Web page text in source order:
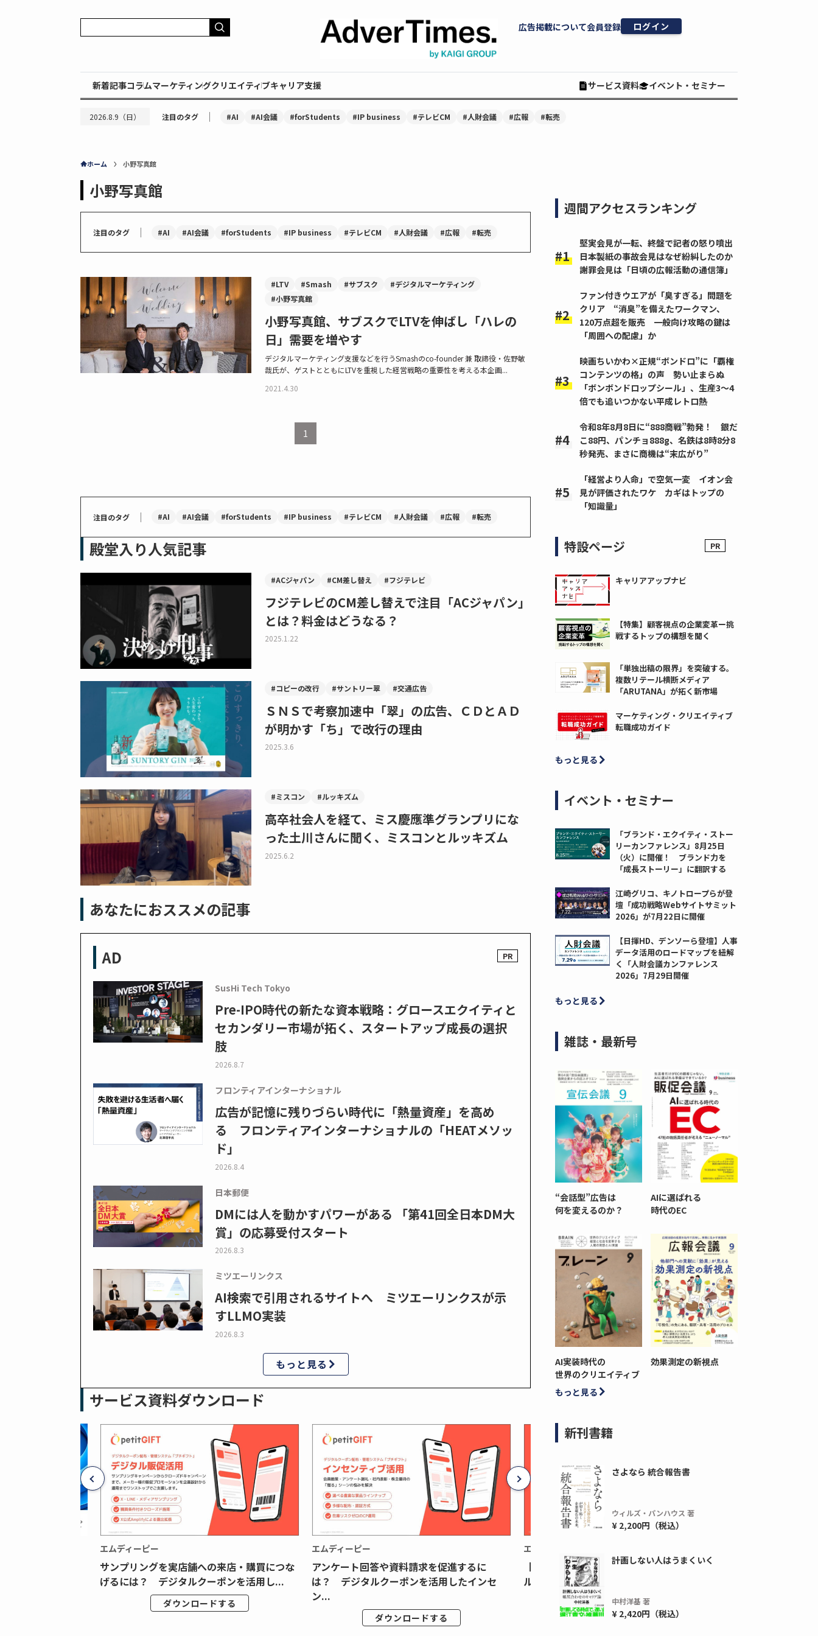
広告掲載について会員登録 ログイン
新着記事コラムマーケティングクリエイティブキャリア支援 サービス資料 イベント・セミナー
2026.8.9（日） 注目のタグ ｜ #AI #AI会議 #forStudents #IP business #テレビCM #人財会議 #広報 #転売
ホーム 小野写真館
小野写真館
注目のタグ ｜ #AI #AI会議 #forStudents #IP business #テレビCM #人財会議 #広報 #転売
#LTV #Smash #サブスク
#デジタルマーケティング
#小野写真館
小野写真館、サブスクでLTVを伸ばし「ハレの
日」需要を増やす
デジタルマーケティング支援などを行うSmashのco-founder 兼 取締役・佐野敏
哉氏が、ゲストとともにLTVを重視した経営戦略の重要性を考える本企画...
2021.4.30
1
注目のタグ ｜ #AI #AI会議 #forStudents #IP business #テレビCM #人財会議 #広報 #転売
殿堂入り人気記事
#ACジャパン #CM差し替え #フジテレビ
フジテレビのCM差し替えで注目「ACジャパン」
とは？料金はどうなる？
2025.1.22
#コピーの改行 #サントリー翠 #交通広告
ＳＮＳで考察加速中「翠」の広告、ＣＤとＡＤ
が明かす「ち」で改行の理由
2025.3.6
#ミスコン #ルッキズム
高卒社会人を経て、ミス慶應準グランプリにな
った土川さんに聞く、ミスコンとルッキズム
2025.6.2
あなたにおススメの記事
AD
SusHi Tech Tokyo
Pre-IPO時代の新たな資本戦略：グロースエクイティと
セカンダリー市場が拓く、スタートアップ成長の選択
肢
2026.8.7
フロンティアインターナショナル
広告が記憶に残りづらい時代に「熱量資産」を高め
る フロンティアインターナショナルの「HEATメソッ
ド」
2026.8.4
日本郵便
DMには人を動かすパワーがある 「第41回全日本DM大
賞」の応募受付スタート
2026.8.3
ミツエーリンクス
AI検索で引用されるサイトへ ミツエーリンクスが示
すLLMO実装
2026.8.3
もっと見る
サービス資料ダウンロード
エムディーピー
サンプリングを実店舗への来店・購買につな
げるには？ デジタルクーポンを活用し...
ダウンロードする
エムディーピー
アンケート回答や資料請求を促進するに
は？ デジタルクーポンを活用したインセ
ン...
ダウンロードする
エムディーピー
【月間1,000万本以上の配布実績！】デジタ
ルクーポンを活用した販促キャンペーンを...
ダウンロードする
週間アクセスランキング
堅実会見が一転、終盤で記者の怒り噴出
日本製紙の事故会見はなぜ紛糾したのか
謝罪会見は「日頃の広報活動の通信簿」
ファン付きウエアが「臭すぎる」問題を
クリア “消臭”を備えたワークマン、
120万点超を販売 一般向け攻略の鍵は
「周囲への配慮」か
映画ちいかわ×正規“ボンドロ”に「覇権
コンテンツの格」の声 勢い止まらぬ
「ボンボンドロップシール」、生産3～4
倍でも追いつかない平成レトロ熱
令和8年8月8日に“888商戦”勃発！ 銀だ
こ88円、パンチョ888g、名鉄は8時8分8
秒発売、まさに商機は“末広がり”
「経営より人命」で空気一変 イオン会
見が評価されたワケ カギはトップの
「知識量」
特設ページ
キャリアアップナビ
【特集】顧客視点の企業変革ー挑
戦するトップの構想を聞く
「単独出稿の限界」を突破する。
複数リテール横断メディア
「ARUTANA」が拓く新市場
マーケティング・クリエイティブ
転職成功ガイド
もっと見る
イベント・セミナー
「ブランド・エクイティ・ストー
リーカンファレンス」8月25日
（火）に開催！ ブランド力を
「成長ストーリー」に翻訳する
江崎グリコ、キノトロープらが登
壇「成功戦略Webサイトサミット
2026」が7月22日に開催
【日揮HD、デンソーら登壇】人事
データ活用のロードマップを紐解
く「人財会議カンファレンス
2026」7月29日開催
もっと見る
雑誌・最新号
“会話型”広告は
何を変えるのか？
AIに選ばれる
時代のEC
AI実装時代の
世界のクリエイティブ
効果測定の新視点
もっと見る
新刊書籍
さよなら 統合報告書
ウィルズ・パンハウス 著
¥ 2,200円（税込）
計画しない人はうまくいく
中村洋基 著
¥ 2,420円（税込）